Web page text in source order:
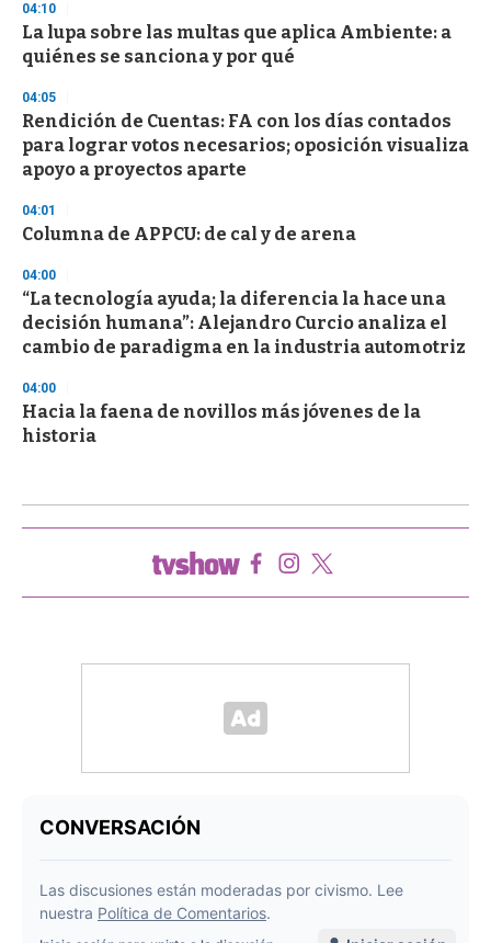
04:10
La lupa sobre las multas que aplica Ambiente: a
quiénes se sanciona y por qué
04:05
Rendición de Cuentas: FA con los días contados
para lograr votos necesarios; oposición visualiza
apoyo a proyectos aparte
04:01
Columna de APPCU: de cal y de arena
04:00
“La tecnología ayuda; la diferencia la hace una
decisión humana”: Alejandro Curcio analiza el
cambio de paradigma en la industria automotriz
04:00
Hacia la faena de novillos más jóvenes de la
historia